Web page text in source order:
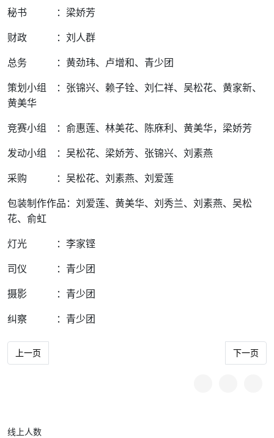
秘书 ：梁娇芳
财政 ：刘人群
总务 ：黄劲玮、卢增和、青少团
策划小组 ：张锦兴、赖子铨、刘仁祥、吴松花、黄家新、
黄美华
竞赛小组 ：俞惠莲、林美花、陈庥利、黄美华，梁娇芳
发动小组 ：吴松花、梁娇芳、张锦兴、刘素燕
采购 ：吴松花、刘素燕、刘爱莲
包装制作作品：刘爱莲、黄美华、刘秀兰、刘素燕、吴松
花、俞虹
灯光 ：李家铿
司仪 ：青少团
摄影 ：青少团
纠察 ：青少团
上一篇文章: 文化刺繡與十字繡編製比賽 簡章與細則
上一页 下一篇文
下一页
线上人数